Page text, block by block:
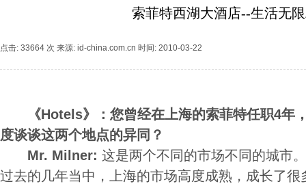
索菲特西湖大酒店--生活无
点击: 33664 次 来源: id-china.com.cn 时间: 2010-03-22
《Hotels》：您曾经在上海的索菲特任职4年
度谈谈这两个地点的异同？
Mr. Milner: 这是两个不同的市场不同的城市
过去的几年当中，上海的市场高度成熟，成长了